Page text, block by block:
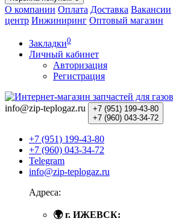
О компании Оплата Доставка Вакансии
центр Инжиниринг Оптовый магазин
Закладки0
Личный кабинет
Авторизация
Регистрация
info@zip-teplogaz.ru +7 (951) 199-43-80
+7 (960) 043-34-72
+7 (951) 199-43-80
+7 (960) 043-34-72
Telegram
info@zip-teplogaz.ru
Адреса:
🌍 г. ИЖЕВСК: